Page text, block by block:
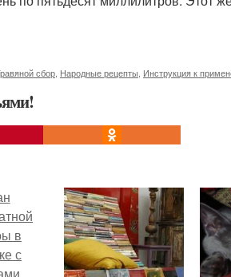
сбор Народные рецепты Инструкция к